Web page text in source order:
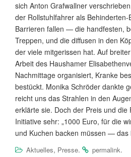
sich Anton Grafwallner
der Rollstuhlfahrer als
Barrieren fallen — die handfesten,
Treppen, und die diffusen in den
der viele mitgerissen hat. Auf
Arbeit des Haushamer
Nachmittage organisiert, Kranke
bestückt. Monika Schröder dankte
reicht uns das Strahlen in den
erklärte sie. Doch der Preis und die
Initiative sehr: „1000 Euro, für die
und Kuchen backen müssen — das
Aktuelles, Presse. permalink.